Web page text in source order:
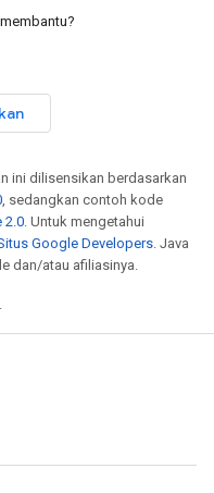
ini dilisensikan berdasarkan
, sedangkan contoh kode
2.0. Untuk mengetahui
Google Developers. Java
dan/atau afiliasinya.